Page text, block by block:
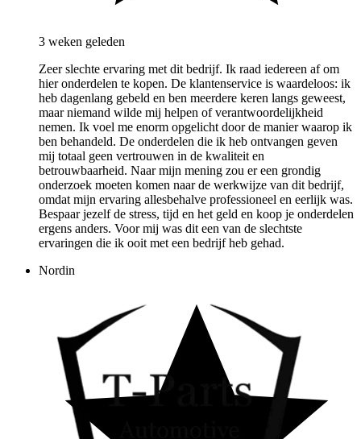
3 weken geleden
Zeer slechte ervaring met dit bedrijf. Ik raad iedereen af om
hier onderdelen te kopen. De klantenservice is waardeloos: ik
heb dagenlang gebeld en ben meerdere keren langs geweest,
maar niemand wilde mij helpen of verantwoordelijkheid
nemen. Ik voel me enorm opgelicht door de manier waarop ik
ben behandeld. De onderdelen die ik heb ontvangen geven
mij totaal geen vertrouwen in de kwaliteit en
betrouwbaarheid. Naar mijn mening zou er een grondig
onderzoek moeten komen naar de werkwijze van dit bedrijf,
omdat mijn ervaring allesbehalve professioneel en eerlijk was.
Bespaar jezelf de stress, tijd en het geld en koop je onderdelen
ergens anders. Voor mij was dit een van de slechtste
ervaringen die ik ooit met een bedrijf heb gehad.
Nordin